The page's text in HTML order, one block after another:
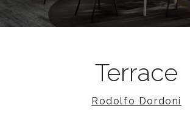
Terrace
Rodolfo Dordoni